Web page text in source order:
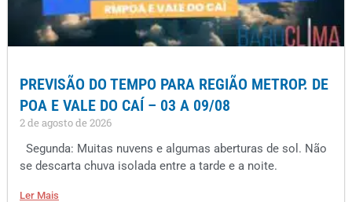
PREVISÃO DO TEMPO PARA REGIÃO METROP. DE
POA E VALE DO CAÍ – 03 A 09/08
2 de agosto de 2026
Segunda: Muitas nuvens e algumas aberturas de sol. Não
se descarta chuva isolada entre a tarde e a noite.
Ler Mais